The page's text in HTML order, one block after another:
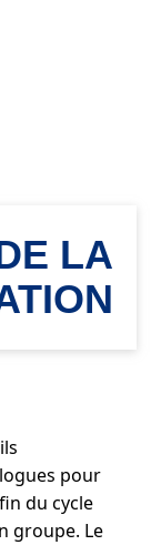
LA
pour
du cycle
groupe. Le